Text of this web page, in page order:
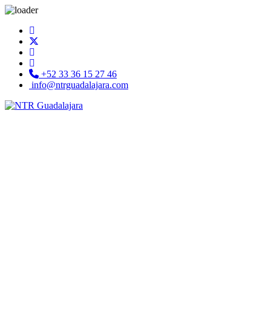
+52 33 36 15 27 46
info@ntrguadalajara.com